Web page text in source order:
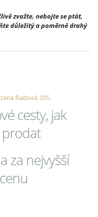
zvažte, nebojte se ptát,
důležitý a poměrně drahý
Radová, DiS.
cesty, jak
za nejvyšší